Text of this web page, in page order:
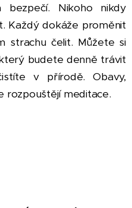
bezpečí. Nikoho nikdy
Každý dokáže proměnit
strachu čelit. Můžete si
budete denně trávit
v přírodě. Obavy,
rozpouštějí meditace.